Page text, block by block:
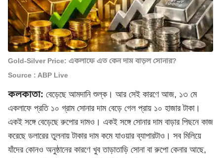
Gold-Silver Price: একলাফে এত কেন দাম বাড়ল সোনার?
Source : ABP Live
কলকাতা: বেড়েছে আমদানি শুল্ক। আর সেই কারণে আজ, ১৩ মে
একলাফে প্রতি ১০ গ্রাম সোনার দাম বেড়ে গেল প্রায় ১০ হাজার টাকা।
একই সঙ্গে বেড়েছে রুপোর দামও। একই সঙ্গে সোনার দাম বাড়ার পিছনে কাজ
করেছে ডলারের তুলনায় টাকার দাম কমে যাওয়ার ব্যাপারটাও। সব মিলিয়ে
যাঁদের কোনও অনুষ্ঠানের কারণে খুব তাড়াতাড়ি সোনা বা রুপো কেনার আছে,